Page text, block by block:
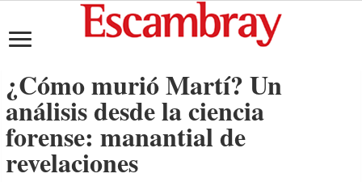
¿Cómo murió Martí? Un
análisis desde la ciencia
forense: manantial de
revelaciones